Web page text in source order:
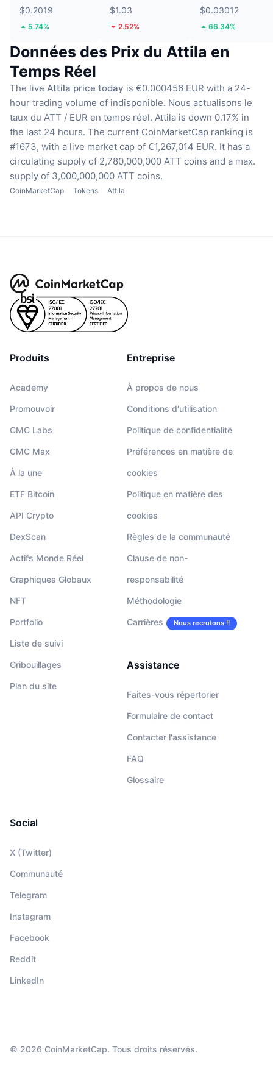
$0.2019
5.74%
$1.03
2.52%
$0.03012
66.34%
Données des Prix du Attila en
Temps Réel
The live Attila price today is €0.000456 EUR with a 24-
hour trading volume of indisponible. Nous actualisons le
taux du ATT / EUR en temps réel. Attila is down 0.17% in
the last 24 hours. The current CoinMarketCap ranking is
#1673, with a live market cap of €1,267,014 EUR. It has a
circulating supply of 2,780,000,000 ATT coins and a max.
supply of 3,000,000,000 ATT coins.
CoinMarketCap Tokens Attila
Produits
Academy
Promouvoir
CMC Labs
CMC Max
À la une
ETF Bitcoin
API Crypto
DexScan
Actifs Monde Réel
Graphiques Globaux
NFT
Portfolio
Liste de suivi
Gribouillages
Plan du site
Entreprise
À propos de nous
Conditions d'utilisation
Politique de confidentialité
Préférences en matière de
cookies
Politique en matière des
cookies
Règles de la communauté
Clause de non-
responsabilité
Méthodologie
Carrières Nous recrutons !!
Assistance
Faites-vous répertorier
Formulaire de contact
Contacter l'assistance
FAQ
Glossaire
Social
X (Twitter)
Communauté
Telegram
Instagram
Facebook
Reddit
LinkedIn
© 2026 CoinMarketCap. Tous droits réservés.